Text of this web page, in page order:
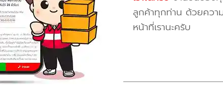
ลูกค้าทุกท่าน ด้วยควา
หน้าที่เรานะครับ